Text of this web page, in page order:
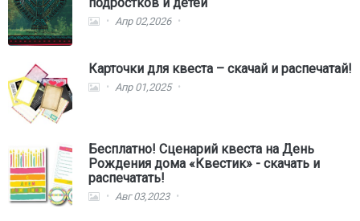
Апр 02,2026
Карточки для квеста – скачай и распечатай!
Апр 01,2025
Бесплатно! Сценарий квеста на День
Рождения дома «Квестик» - скачать и
распечатать!
Авг 03,2023